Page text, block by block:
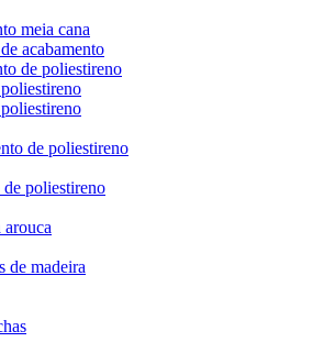
meia cana
acabamento
de poliestireno
de poliestireno
poliestireno
arouca
de madeira